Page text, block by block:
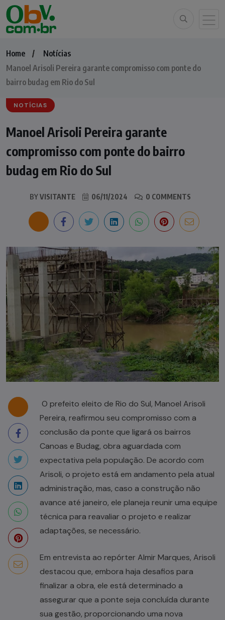
Home
Notícias
Manoel Arisoli Pereira garante compromisso com ponte do
bairro budag em Rio do Sul
NOTÍCIAS
Manoel Arisoli Pereira garante
compromisso com ponte do bairro
budag em Rio do Sul
BYVISITANTE 06/11/2024 0 COMMENTS
O prefeito eleito de Rio do Sul, Manoel Arisoli
Pereira, reafirmou seu compromisso com a
conclusão da ponte que ligará os bairros
Canoas e Budag, obra aguardada com
expectativa pela população. De acordo com
Arisoli, o projeto está em andamento pela atual
administração, mas, caso a construção não
avance até janeiro, ele planeja reunir uma equipe
técnica para reavaliar o projeto e realizar
adaptações, se necessário.
Em entrevista ao repórter Almir Marques, Arisoli
destacou que, embora haja desafios para
finalizar a obra, ele está determinado a
assegurar que a ponte seja concluída durante
sua gestão, proporcionando uma nova